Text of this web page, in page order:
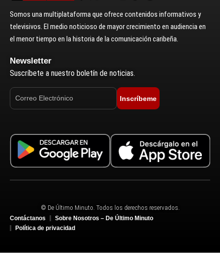
Somos una multiplataforma que ofrece contenidos informativos y
televisivos. El medio noticioso de mayor crecimiento en audiencia en
el menor tiempo en la historia de la comunicación caribeña.
Newsletter
Suscríbete a nuestro boletín de noticias.
Inscríbeme
© De Último Minuto. Todos los derechos reservados.
Contáctanos
Sobre Nosotros – De Último Minuto
Política de privacidad